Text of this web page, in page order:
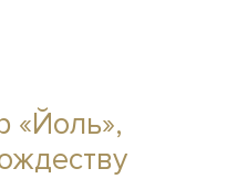
«Йоль»,